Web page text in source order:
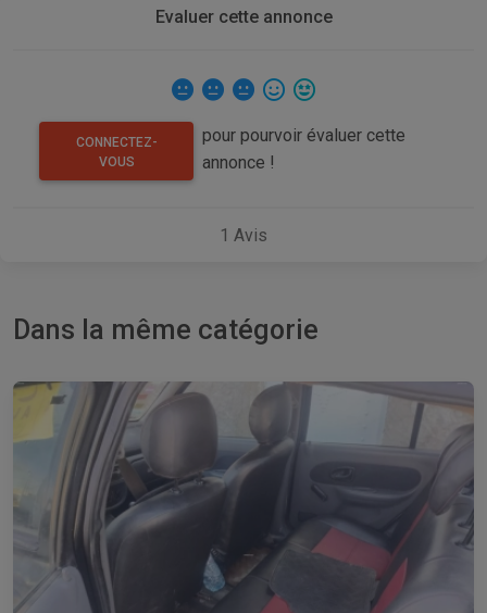
Evaluer cette annonce
CONNECTEZ-
VOUS
pour pourvoir évaluer cette
annonce !
1 Avis
Dans la même catégorie